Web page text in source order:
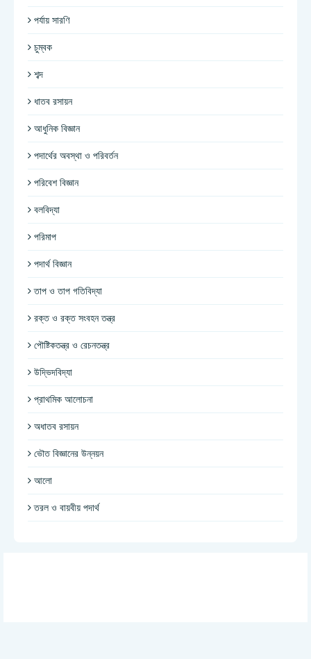
পর্যায় সারণি
চুম্বক
শব্দ
ধাতব রসায়ন
আধুনিক বিজ্ঞান
পদার্থের অবস্থা ও পরিবর্তন
পরিবেশ বিজ্ঞান
বলবিদ্যা
পরিমাপ
পদার্থ বিজ্ঞান
তাপ ও তাপ গতিবিদ্যা
রক্ত ও রক্ত সংবহন তন্ত্র
পৌষ্টিকতন্ত্র ও রেচনতন্ত্র
উদ্ভিদবিদ্যা
প্রাথমিক আলোচনা
অধাতব রসায়ন
ভৌত বিজ্ঞানের উন্নয়ন
আলো
তরল ও বায়বীয় পদার্থ